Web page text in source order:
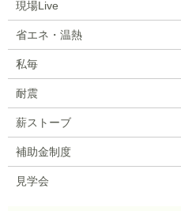
現場Live
省エネ・温熱
私毎
耐震
薪ストーブ
補助金制度
見学会